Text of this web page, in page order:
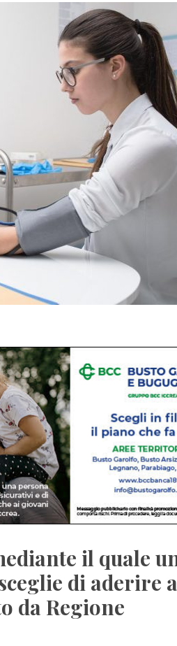
il quale
di aderire
da Regione